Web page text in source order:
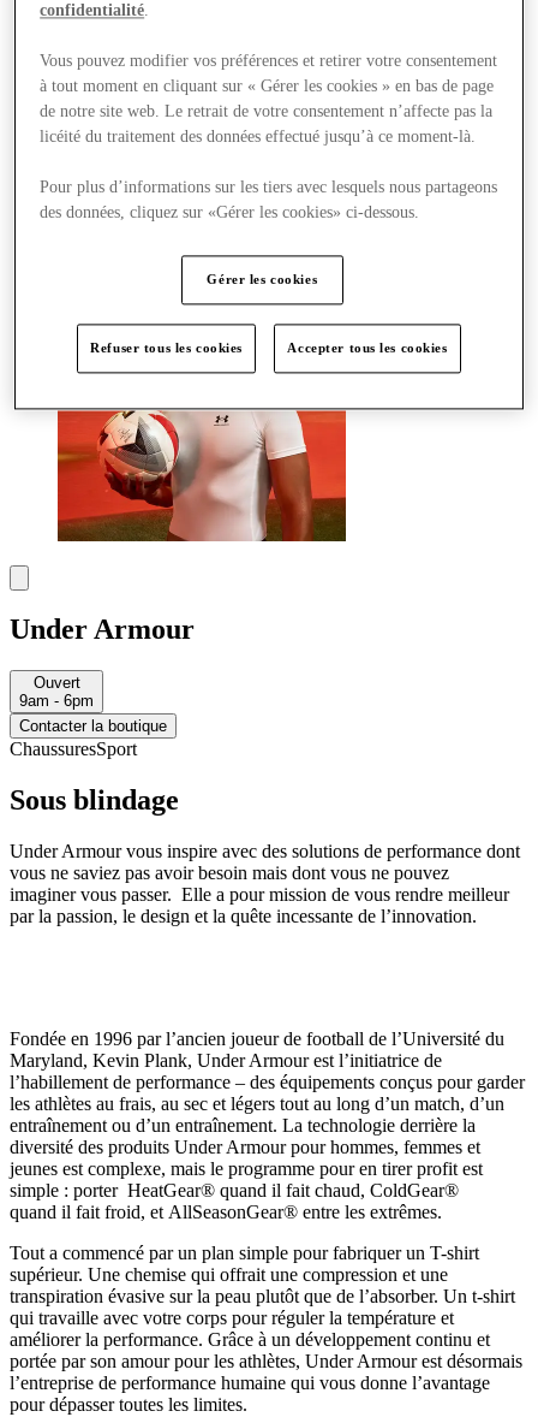
Offres
Planifiez votre visite
Quoi de neuf
Mangez et buvez
Cartes cadeaux
Plus
Under Armour
Ouvert
9am - 6pm
Contacter la boutique
ChaussuresSport
Sous blindage
Under Armour vous inspire avec des solutions de performance dont
vous ne saviez pas avoir besoin mais dont vous ne pouvez
imaginer vous passer. Elle a pour mission de vous rendre meilleur
par la passion, le design et la quête incessante de l’innovation.
Fondée en 1996 par l’ancien joueur de football de l’Université du
Maryland, Kevin Plank, Under Armour est l’initiatrice de
l’habillement de performance – des équipements conçus pour garder
les athlètes au frais, au sec et légers tout au long d’un match, d’un
entraînement ou d’un entraînement. La technologie derrière la
diversité des produits Under Armour pour hommes, femmes et
jeunes est complexe, mais le programme pour en tirer profit est
simple : porter HeatGear® quand il fait chaud, ColdGear®
quand il fait froid, et AllSeasonGear® entre les extrêmes.
Tout a commencé par un plan simple pour fabriquer un T-shirt
supérieur. Une chemise qui offrait une compression et une
transpiration évasive sur la peau plutôt que de l’absorber. Un t-shirt
qui travaille avec votre corps pour réguler la température et
améliorer la performance. Grâce à un développement continu et
portée par son amour pour les athlètes, Under Armour est désormais
l’entreprise de performance humaine qui vous donne l’avantage
pour dépasser toutes les limites.
confidentialité.
Vous pouvez modifier vos préférences et retirer votre consentement
à tout moment en cliquant sur « Gérer les cookies » en bas de page
de notre site web. Le retrait de votre consentement n’affecte pas la
licéité du traitement des données effectué jusqu’à ce moment-là.
Pour plus d’informations sur les tiers avec lesquels nous partageons
des données, cliquez sur «Gérer les cookies» ci-dessous.
Gérer les cookies
Refuser tous les cookies Accepter tous les cookies